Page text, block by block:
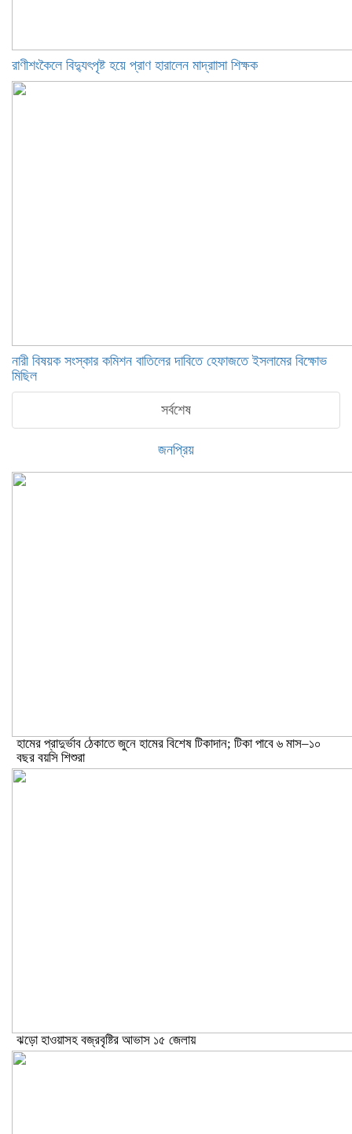
রাণীশংকৈলে বিদ্যুৎপৃষ্ট হয়ে প্রাণ হারালেন মাদ্রাাসা শিক্ষক
নারী বিষয়ক সংস্কার কমিশন বাতিলের দাবিতে হেফাজতে ইসলামের বিক্ষোভ
মিছিল
সর্বশেষ
জনপ্রিয়
হামের প্রাদুর্ভাব ঠেকাতে জুনে হামের বিশেষ টিকাদান; টিকা পাবে ৬ মাস–১০
বছর বয়সি শিশুরা
ঝড়ো হাওয়াসহ বজ্রবৃষ্টির আভাস ১৫ জেলায়